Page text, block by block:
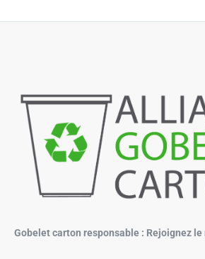
Gobelet carton responsable : Rejoignez le